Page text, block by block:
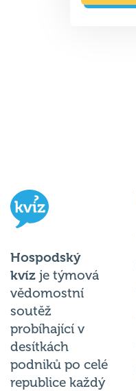
Hospodský
kvíz je týmová
vědomostní
soutěž
probíhající v
desítkách
podniků po celé
republice každý